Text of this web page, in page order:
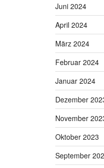
Juni 2024
April 2024
März 2024
Februar 2024
Januar 2024
Dezember
November
Oktober 2023
September